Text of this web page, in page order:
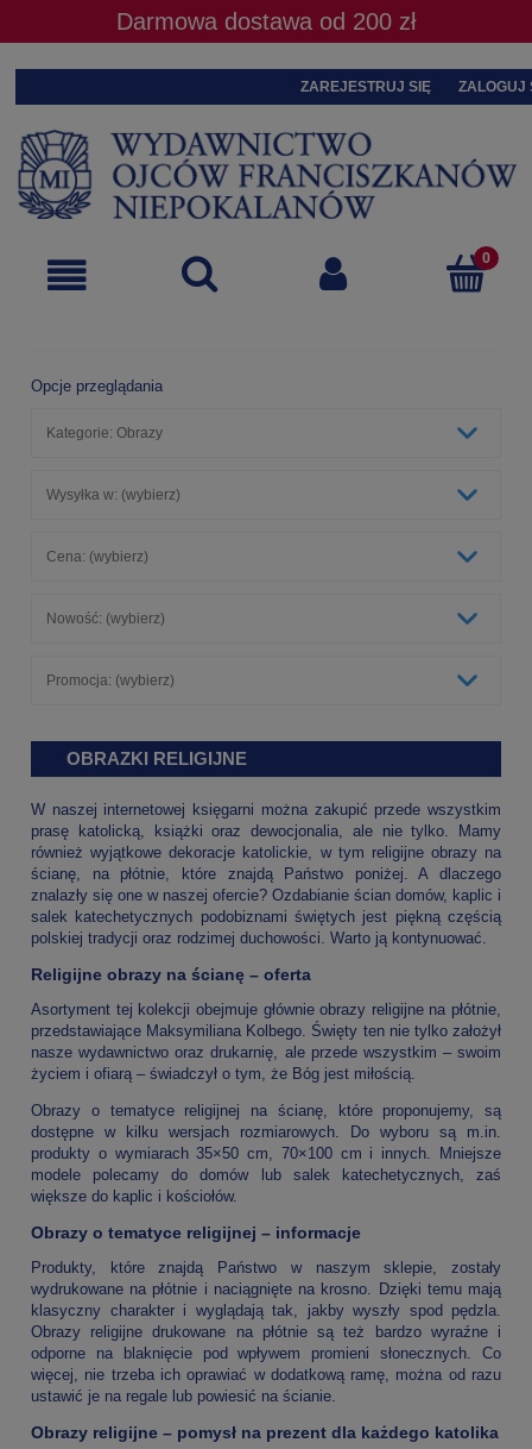
Darmowa dostawa od 200 zł
ZAREJESTRUJ SIĘ ZALOGUJ
Opcje przeglądania
Kategorie: Obrazy
Wysyłka w: (wybierz)
Cena: (wybierz)
Nowość: (wybierz)
Promocja: (wybierz)
OBRAZKI RELIGIJNE
W naszej internetowej księgarni można zakupić przede wszystkim
prasę katolicką, książki oraz dewocjonalia, ale nie tylko. Mamy
również wyjątkowe dekoracje katolickie, w tym religijne obrazy na
ścianę, na płótnie, które znajdą Państwo poniżej. A dlaczego
znalazły się one w naszej ofercie? Ozdabianie ścian domów, kaplic i
salek katechetycznych podobiznami świętych jest piękną częścią
polskiej tradycji oraz rodzimej duchowości. Warto ją kontynuować.
Religijne obrazy na ścianę – oferta
Asortyment tej kolekcji obejmuje głównie obrazy religijne na płótnie,
przedstawiające Maksymiliana Kolbego. Święty ten nie tylko założył
nasze wydawnictwo oraz drukarnię, ale przede wszystkim – swoim
życiem i ofiarą – świadczył o tym, że Bóg jest miłością.
Obrazy o tematyce religijnej na ścianę, które proponujemy, są
dostępne w kilku wersjach rozmiarowych. Do wyboru są m.in.
produkty o wymiarach 35×50 cm, 70×100 cm i innych. Mniejsze
modele polecamy do domów lub salek katechetycznych, zaś
większe do kaplic i kościołów.
Obrazy o tematyce religijnej – informacje
Produkty, które znajdą Państwo w naszym sklepie, zostały
wydrukowane na płótnie i naciągnięte na krosno. Dzięki temu mają
klasyczny charakter i wyglądają tak, jakby wyszły spod pędzla.
Obrazy religijne drukowane na płótnie są też bardzo wyraźne i
odporne na blaknięcie pod wpływem promieni słonecznych. Co
więcej, nie trzeba ich oprawiać w dodatkową ramę, można od razu
ustawić je na regale lub powiesić na ścianie.
Obrazy religijne – pomysł na prezent dla każdego katolika